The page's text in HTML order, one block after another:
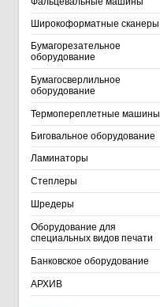
Широкоформатные сканеры
Бумагорезательное
оборудование
Бумагосверлильное
оборудование
Термопереплетные машины
Биговальное оборудование
Ламинаторы
Степлеры
Шредеры
Оборудование для
специальных видов печати
Банковское оборудование
АРХИВ